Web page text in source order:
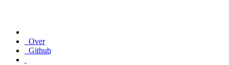
Over
Github